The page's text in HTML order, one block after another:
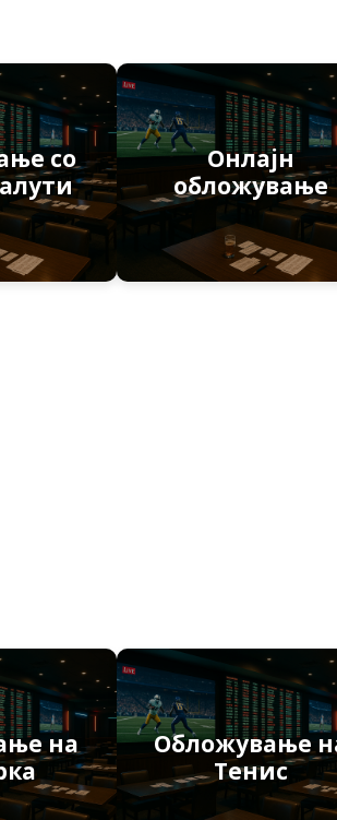
со
Онлајн
обложување
на
Обложување
Тенис